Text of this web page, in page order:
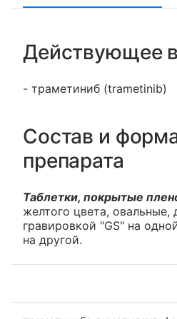
Действующее
- траметиниб (trametinib)
Состав и
препарата
Таблетки, покрытые
желтого цвета, овальные,
гравировкой "GS" на
на другой.